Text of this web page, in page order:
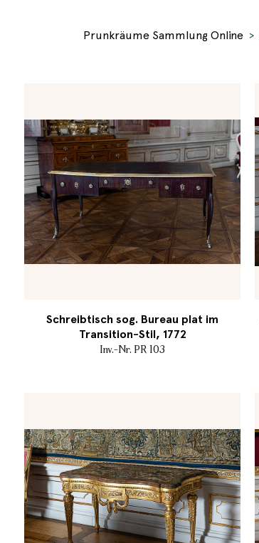
Prunkräume Sammlung Online
Schreibtisch sog. Bureau plat im
Transition-Stil, 1772
Inv.-Nr. PR 103